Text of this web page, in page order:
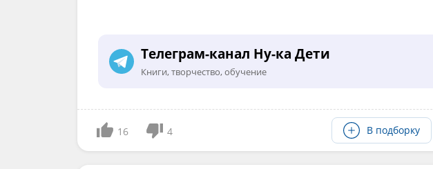
Телеграм-канал Ну-ка Дети
Книги, творчество, обучение
16 4 В подборку